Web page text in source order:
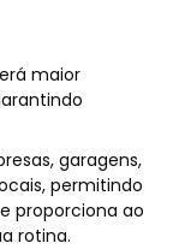
maior
garagens,
permitindo
proporciona ao
rotina.